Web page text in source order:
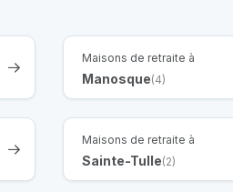
Maisons de retraite à
Manosque(4)
Maisons de retraite à
Sainte-Tulle(2)